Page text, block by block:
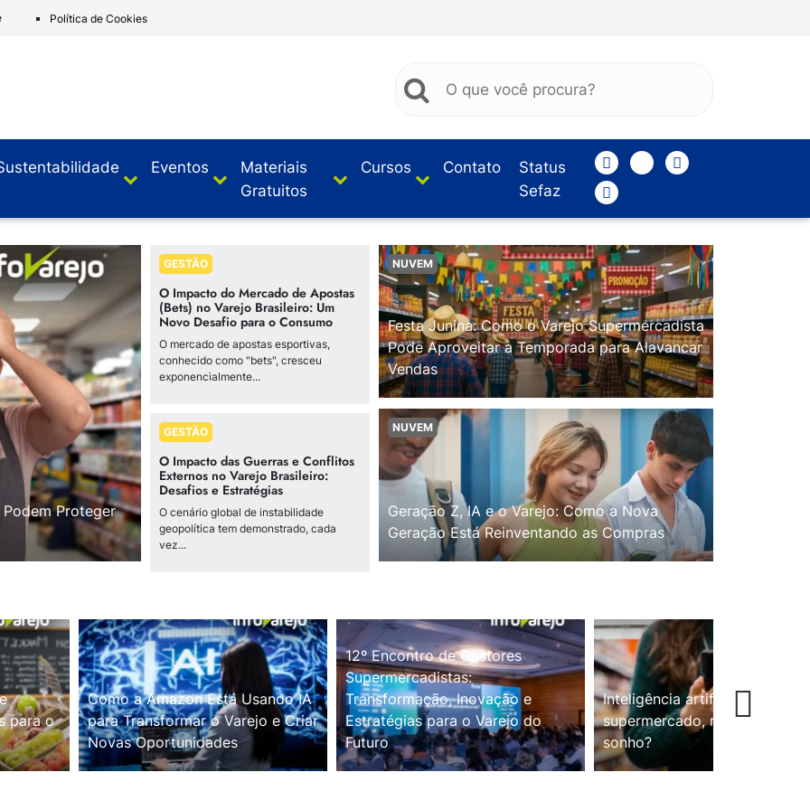
Política de Cookies
Eventos
Materiais
Gratuitos
Cursos Contato
Status
Sefaz
Proteger
GESTÃO
O Impacto do Mercado de Apostas
(Bets) no Varejo Brasileiro: Um
Novo Desafio para o Consumo
O mercado de apostas esportivas,
conhecido como "bets", cresceu
exponencialmente...
GESTÃO
O Impacto das Guerras e Conflitos
Externos no Varejo Brasileiro:
Desafios e Estratégias
O cenário global de instabilidade
geopolítica tem demonstrado, cada
vez...
NUVEM
Festa Junina: Como o Varejo Supermercadista
Pode Aproveitar a Temporada para Alavancar
Vendas
NUVEM
Geração Z, IA e o Varejo: Como a Nova
Geração Está Reinventando as Compras
para o
Como a Amazon Está Usando IA
para Transformar o Varejo e Criar
Novas Oportunidades
12º Encontro de Gestores
Supermercadistas:
Transformação, Inovação e
Estratégias para o Varejo do
Futuro
Inteligência artificial no
supermercado, realidade ou
sonho?